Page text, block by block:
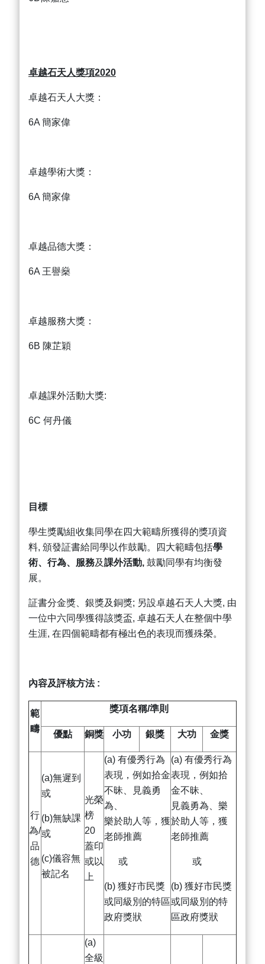
卓越石天人獎項2020
卓越石天人大獎：
6A 簡家偉
卓越學術大獎：
6A 簡家偉
卓越品德大獎：
6A 王譽燊
卓越服務大獎：
6B 陳芷穎
卓越課外活動大獎:
6C 何丹儀
目標
學生獎勵組收集同學在四大範疇所獲得的獎項資
料, 頒發証書給同學以作鼓勵。四大範疇包括學
術、行為、服務及課外活動, 鼓勵同學有均衡發
展。
証書分金獎、銀獎及銅獎; 另設卓越石天人大獎, 由
一位中六同學獲得該獎盃, 卓越石天人在整個中學
生涯, 在四個範疇都有極出色的表現而獲殊榮。
內容及評核方法:
範
疇
獎項名稱/準則
優點 銅獎 小功 銀獎 大功 金獎
行
為/
品
德
(a)無遲到
或
(b)無缺課
或
(c)儀容無
被記名
光榮
榜
20
蓋印
或以
上
(a) 有優秀行為
表現，例如拾金
不昧、見義勇
為、
樂於助人等，獲
老師推薦
或
(b) 獲好市民獎
或同級別的特區
政府獎狀
(a) 有優秀行為
表現，例如拾
金不昧、
見義勇為、樂
於助人等，獲
老師推薦
或
(b) 獲好市民獎
或同級別的特
區政府獎狀
(a)
全級